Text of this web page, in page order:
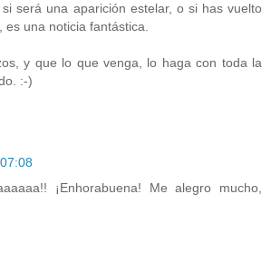
será una aparición estelar, o si has vuelto
es una noticia fantástica.
y que lo que venga, lo haga con toda la
:-)
¡Enhorabuena! Me alegro mucho,